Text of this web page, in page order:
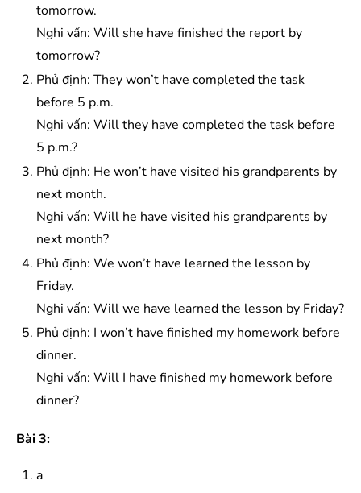
tomorrow.
Nghi vấn: Will she have finished the report by
tomorrow?
Phủ định: They won’t have completed the task
before 5 p.m.
Nghi vấn: Will they have completed the task before
5 p.m.?
Phủ định: He won’t have visited his grandparents by
next month.
Nghi vấn: Will he have visited his grandparents by
next month?
Phủ định: We won’t have learned the lesson by
Friday.
Nghi vấn: Will we have learned the lesson by Friday?
Phủ định: I won’t have finished my homework before
dinner.
Nghi vấn: Will I have finished my homework before
dinner?
Bài 3:
a